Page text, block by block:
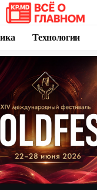
Технологии